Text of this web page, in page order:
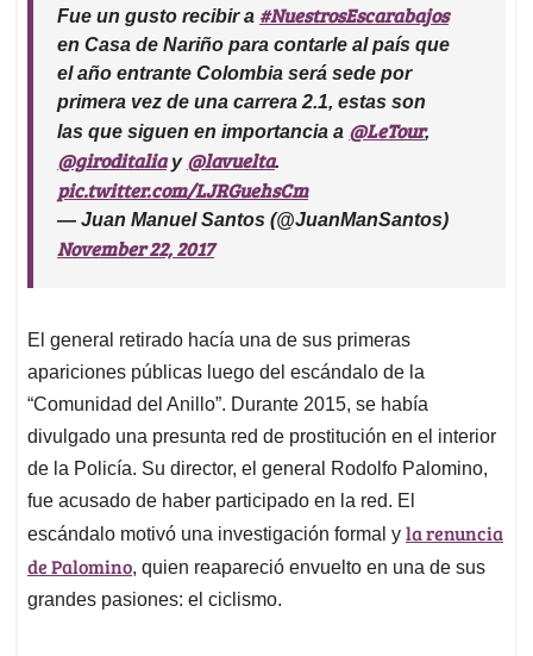
Fue un gusto recibir a #NuestrosEscarabajos
en Casa de Nariño para contarle al país que
el año entrante Colombia será sede por
primera vez de una carrera 2.1, estas son
las que siguen en importancia a @LeTour,
@giroditaliay @lavuelta.
pic.twitter.com/LJRGuehsCm
— Juan Manuel Santos (@JuanManSantos)
November 22, 2017
El general retirado hacía una de sus primeras
apariciones públicas luego del escándalo de la
“Comunidad del Anillo”. Durante 2015, se había
divulgado una presunta red de prostitución en el interior
de la Policía. Su director, el general Rodolfo Palomino,
fue acusado de haber participado en la red. El
escándalo motivó una investigación formal y la renuncia
de Palomino, quien reapareció envuelto en una de sus
grandes pasiones: el ciclismo.